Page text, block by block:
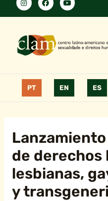
PT EN ES
de derechos
lesbianas,
y